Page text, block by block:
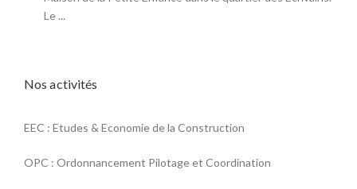
Le ...
Nos activités
EEC : Etudes & Economie de la Construction
OPC : Ordonnancement Pilotage et Coordination